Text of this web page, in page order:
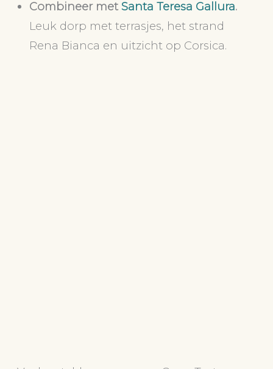
Combineer metSanta Teresa Gallura.
Leuk dorp met terrasjes, het strand
Rena Bianca en uitzicht op Corsica.